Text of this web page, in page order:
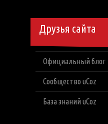
Друзья сайта
Официальный блог
Сообщество uCoz
База знаний uCoz